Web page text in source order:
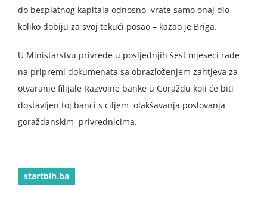
do besplatnog kapitala odnosno vrate samo onaj dio
koliko dobiju za svoj tekući posao – kazao je Briga.
U Ministarstvu privrede u posljednjih šest mjeseci rade
na pripremi dokumenata sa obrazloženjem zahtjeva za
otvaranje filijale Razvojne banke u Goraždu koji će biti
dostavljen toj banci s ciljem olakšavanja poslovanja
goraždanskim privrednicima.
startbih.ba